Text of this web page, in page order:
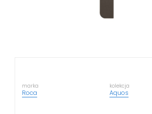
marka
Roca
kolekcja
Aquos